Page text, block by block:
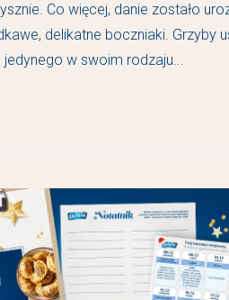
Co więcej, danie zostało
delikatne boczniaki. Grzyby
w swoim rodzaju...